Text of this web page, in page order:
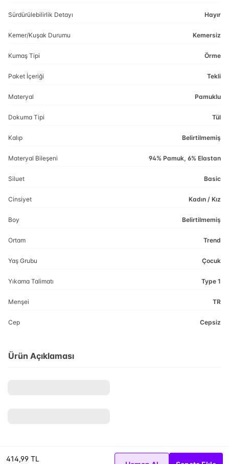
414,99 TL
Sürdürülebilirlik Detayı Hayır
Kemer/Kuşak Durumu Kemersiz
Kumaş Tipi Örme
Paket İçeriği Tekli
Materyal Pamuklu
Dokuma Tipi Tül
Kalıp Belirtilmemiş
Materyal Bileşeni 94% Pamuk, 6% Elastan
Siluet Basic
Cinsiyet Kadın / Kız
Boy Belirtilmemiş
Ortam Trend
Yaş Grubu Çocuk
Yıkama Talimatı Type 1
Menşei TR
Cep Cepsiz
Ürün Açıklaması